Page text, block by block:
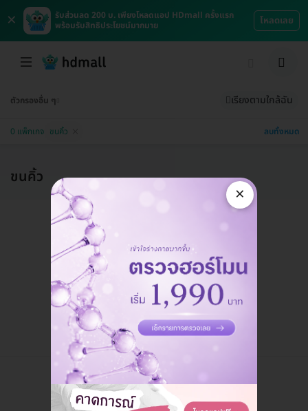
×
รับส่วนลด 200 บ. เพียงโหลดแอป HDmall ครั้งแรก
พร้อมรับสิทธิประโยชน์มากมาย
โหลดเลย
ตัวกรองอื่น ๆ เรียงตามใกล้ฉัน
0 แพ็กเกจ ขนคิ้ว ลบทั้งหมด
ขนคิ้ว
แอดมินพร้อมดูแลคุณทุกวันทางไลน์
คุยกับแอดมิน ฟรี!
×